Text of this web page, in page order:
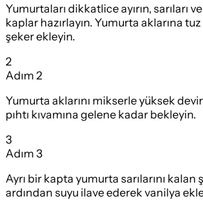
Yumurtaları dikkatlice ayırın, sarıları
kaplar hazırlayın. Yumurta aklarına
şeker ekleyin.
2
Adım 2
Yumurta aklarını mikserle yüksek
pıhtı kıvamına gelene kadar bekleyin.
3
Adım 3
Ayrı bir kapta yumurta sarılarını kalan
ardından suyu ilave ederek vanilya